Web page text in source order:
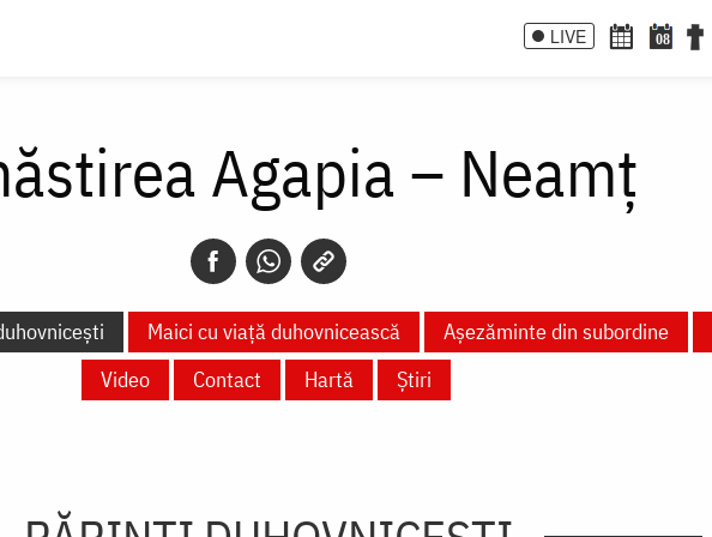
LIVE 08
Agapia – Neamț
Maici cu viață duhovnicească Așezăminte din subordine
Video
Contact Hartă Știri